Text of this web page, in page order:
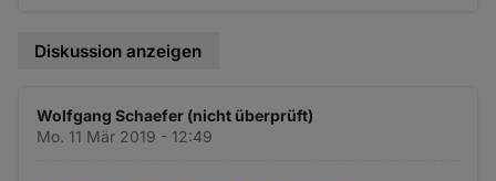
Diskussion anzeigen
Wolfgang Schaefer (nicht überprüft)
Mo. 11 Mär 2019 - 12:49